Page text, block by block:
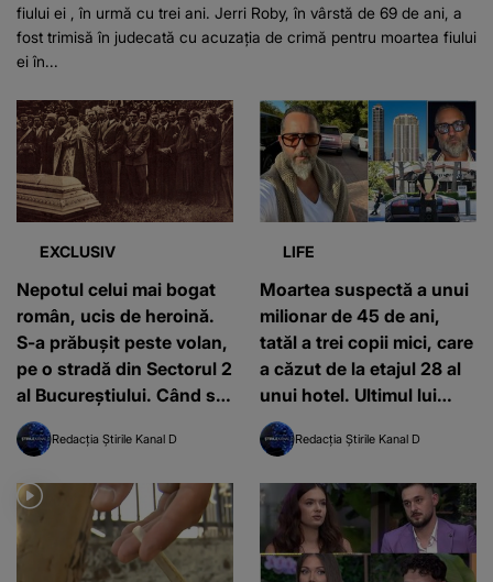
fiului ei , în urmă cu trei ani. Jerri Roby, în vârstă de 69 de ani, a
fost trimisă în judecată cu acuzația de crimă pentru moartea fiului
ei în...
EXCLUSIV
Nepotul celui mai bogat
român, ucis de heroină.
S-a prăbușit peste volan,
pe o stradă din Sectorul 2
al Bucureștiului. Când s-a
întâmplat
Redacția Știrile Kanal D
LIFE
Moartea suspectă a unui
milionar de 45 de ani,
tatăl a trei copii mici, care
a căzut de la etajul 28 al
unui hotel. Ultimul lui
mesaj contrazice
versiunea poliției
Redacția Știrile Kanal D